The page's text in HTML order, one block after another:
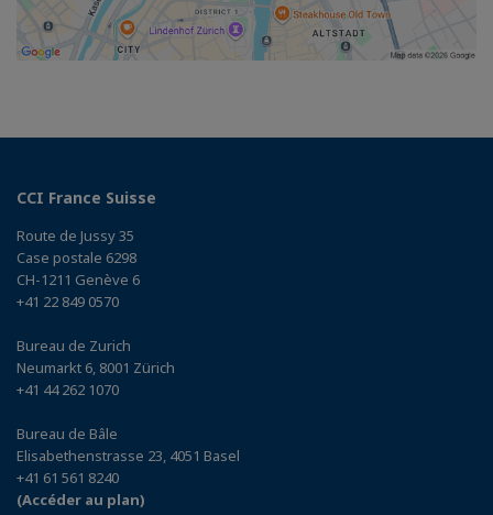
CCI France Suisse
Route de Jussy 35
Case postale 6298
CH-1211 Genève 6
+41 22 849 0570
Bureau de Zurich
Neumarkt 6, 8001 Zürich
+41 44 262 1070
Bureau de Bâle
Elisabethenstrasse 23, 4051 Basel
+41 61 561 8240
(Accéder au plan)